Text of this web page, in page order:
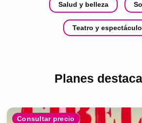
Salud y belleza
Teatro y
Planes
Consultar precio